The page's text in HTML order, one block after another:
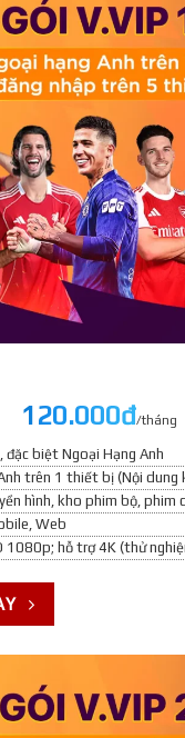
120.000đ/tháng
đặc biệt Ngoại Hạng Anh
trên 1 thiết bị (Nội dung
hình, kho phim bộ, phim
Web
1080p; hỗ trợ 4K (thử